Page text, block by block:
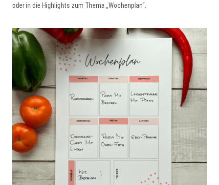
oder in die Highlights zum Thema „Wochenplan“.